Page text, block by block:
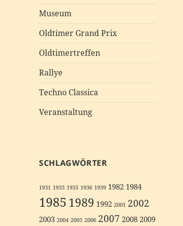
Museum
Oldtimer Grand Prix
Oldtimertreffen
Rallye
Techno Classica
Veranstaltung
SCHLAGWÖRTER
1931 1933 1935 1936 1939 1982 1984
19851989 1992 2001 2002
2003 2004 2005 2006 2007 20082009